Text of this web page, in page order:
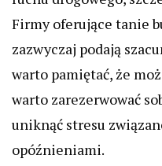
Firmy oferujące tanie
zazwyczaj podają
warto pamiętać, że
warto zarezerwować
uniknąć stresu
opóźnieniami.